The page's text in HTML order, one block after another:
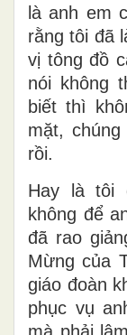
là anh em
rằng tôi đã
vị tông đồ
nói không
biết thì
mặt,
rồi.
Hay là tôi
không để
đã rao
Mừng của
giáo đoàn
phục vụ
mà phải